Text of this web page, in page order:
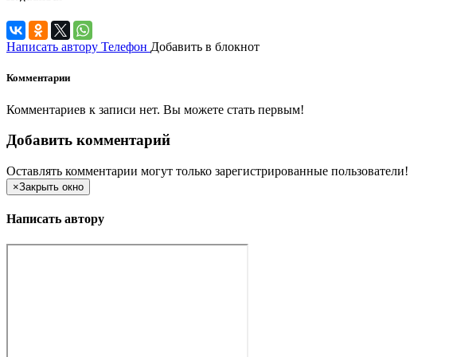
Написать автору Телефон Добавить в блокнот
Комментарии
Комментариев к записи нет. Вы можете стать первым!
Добавить комментарий
Оставлять комментарии могут только зарегистрированные пользователи!
×Закрыть окно
Написать автору